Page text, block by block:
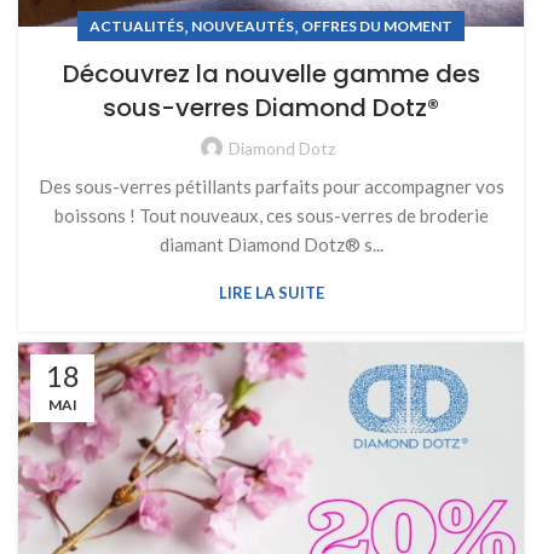
ACTUALITÉS NOUVEAUTÉS OFFRES DU MOMENT
Découvrez la nouvelle gamme des
sous-verres Diamond Dotz®
Diamond Dotz
Des sous-verres pétillants parfaits pour accompagner vos
boissons ! Tout nouveaux, ces sous-verres de broderie
diamant Diamond Dotz® s...
LIRE LA SUITE
18
MAI